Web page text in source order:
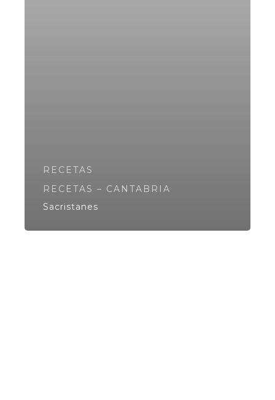
RECETAS
RECETAS – CANTABRIA
Sacristanes